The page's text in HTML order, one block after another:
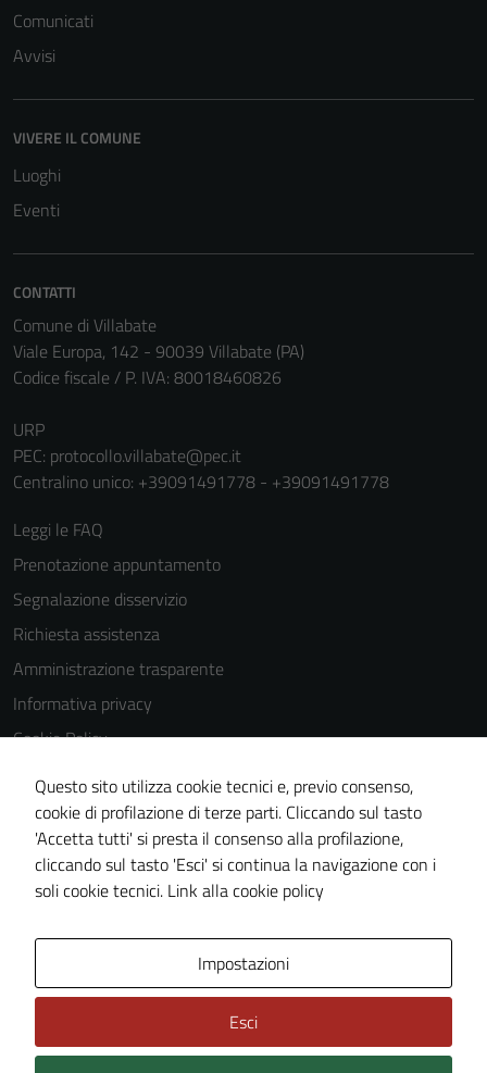
Comunicati
Avvisi
VIVERE IL COMUNE
Luoghi
Eventi
CONTATTI
Comune di Villabate
Viale Europa, 142 - 90039 Villabate (PA)
Codice fiscale / P. IVA: 80018460826
URP
PEC: protocollo.villabate@pec.it
Centralino unico: +39091491778 - +39091491778
Leggi le FAQ
Prenotazione appuntamento
Segnalazione disservizio
Richiesta assistenza
Amministrazione trasparente
Informativa privacy
Cookie Policy
Note legali
Dichiarazione di accessibilità
Obiettivi di accessibilità
Piano di miglioramento del sito
Questo sito utilizza cookie tecnici e, previo consenso,
cookie di profilazione di terze parti. Cliccando sul tasto
'Accetta tutti' si presta il consenso alla profilazione,
cliccando sul tasto 'Esci' si continua la navigazione con i
soli cookie tecnici. Link alla cookie policy
Impostazioni
Esci